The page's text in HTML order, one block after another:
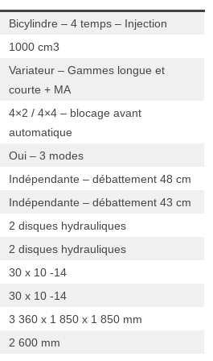
Bicylindre – 4 temps – Injection
1000 cm3
Variateur – Gammes longue et
courte + MA
4×2 / 4×4 – blocage avant
automatique
Oui – 3 modes
Indépendante – débattement 48 cm
Indépendante – débattement 43 cm
2 disques hydrauliques
2 disques hydrauliques
30 x 10 -14
30 x 10 -14
3 360 x 1 850 x 1 850 mm
2 600 mm